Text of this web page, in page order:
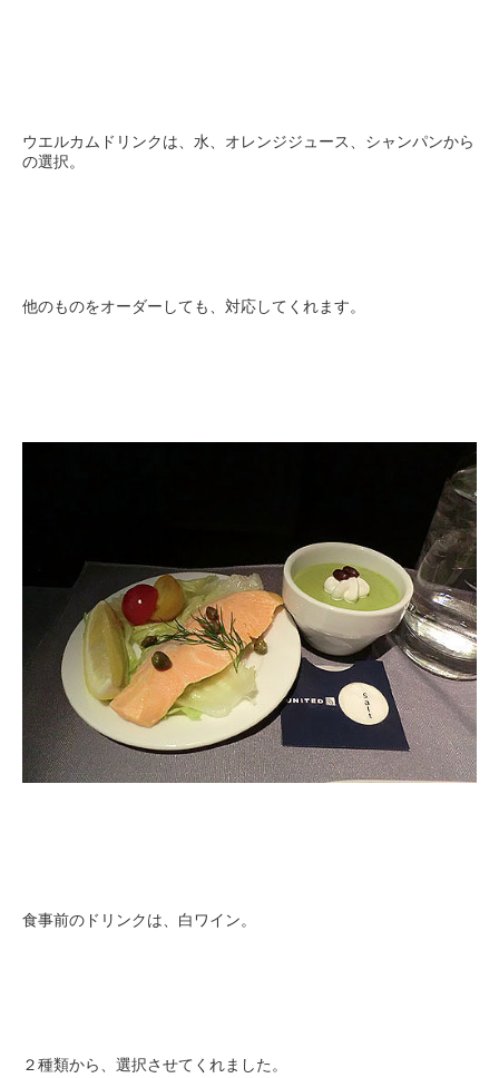
ウエルカムドリンクは、水、オレンジジュース、シャンパンから
の選択。
他のものをオーダーしても、対応してくれます。
食事前のドリンクは、白ワイン。
２種類から、選択させてくれました。